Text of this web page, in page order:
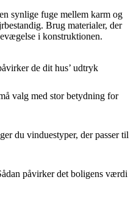
synlige fuge mellem karm og
Brug materialer, der
i konstruktionen.
de dit hus’ udtryk
valg med stor betydning for
du vinduestyper, der passer til
påvirker det boligens værdi